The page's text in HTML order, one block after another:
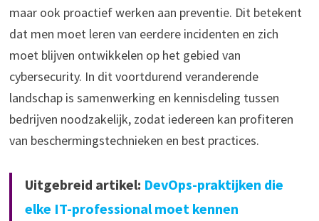
maar ook proactief werken aan preventie. Dit betekent
dat men moet leren van eerdere incidenten en zich
moet blijven ontwikkelen op het gebied van
cybersecurity. In dit voortdurend veranderende
landschap is samenwerking en kennisdeling tussen
bedrijven noodzakelijk, zodat iedereen kan profiteren
van beschermingstechnieken en best practices.
Uitgebreid artikel: DevOps-praktijken die
elke IT-professional moet kennen